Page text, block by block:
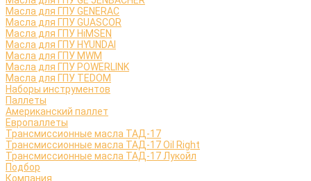
Масла для ГПУ GENERAC
Масла для ГПУ GUASCOR
Масла для ГПУ HiMSEN
Масла для ГПУ HYUNDAI
Масла для ГПУ MWM
Масла для ГПУ POWERLINK
Масла для ГПУ TEDOM
Наборы инструментов
Паллеты
Американский паллет
Европаллеты
Трансмиссионные масла ТАД-17
Трансмиссионные масла ТАД-17 Oil Right
Трансмиссионные масла ТАД-17 Лукойл
Подбор
Компания